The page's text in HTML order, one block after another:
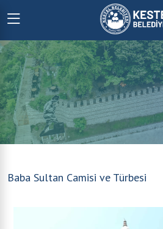
Baba Sultan Camisi ve Türbesi